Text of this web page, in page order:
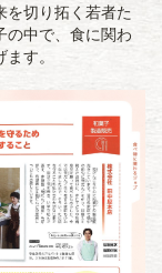
を切り拓く若者た
の中で、食に関わ
す。